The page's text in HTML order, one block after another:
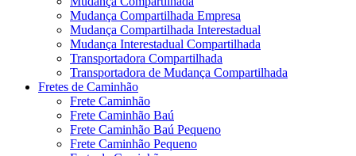
Mudança Compartilhada Empresa
Mudança Compartilhada Interestadual
Mudança Interestadual Compartilhada
Transportadora Compartilhada
Transportadora de Mudança Compartilhada
Fretes de Caminhão
Frete Caminhão
Frete Caminhão Baú
Frete Caminhão Baú Pequeno
Frete Caminhão Pequeno